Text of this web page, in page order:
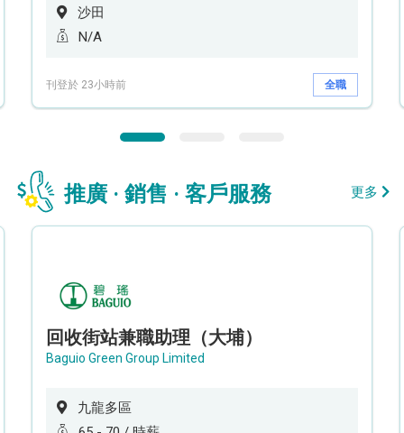
沙田
N/A
刊登於 23小時前 全職
推廣 · 銷售 · 客戶服務 更多
回收街站兼職助理（大埔）
Baguio Green Group Limited
九龍多區